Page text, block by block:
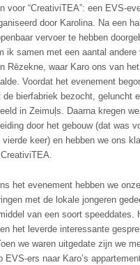
voor “CreativiTEA”: een EVS-
door Karolina. Na een
vervoer te hebben
ik samen met een aantal andere
Rēzekne, waar Karo ons van
Voordat het evenement
de bierfabriek bezocht, geluncht
in Zeimuļs. Daarna kregen
door het gebouw (dat was
vierde keer) en hebben we ons
het evenement hebben we
met de lokale jongeren
van een soort speeddates.
het leverde interessante
we waren uitgedate zijn we
EVS-ers naar Karo’s